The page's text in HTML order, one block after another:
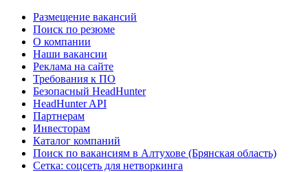
Размещение вакансий
Поиск по резюме
О компании
Наши вакансии
Реклама на сайте
Требования к ПО
Безопасный HeadHunter
HeadHunter API
Партнерам
Инвесторам
Каталог компаний
Поиск по вакансиям в Алтухове (Брянская область)
Сетка: соцсеть для нетворкинга